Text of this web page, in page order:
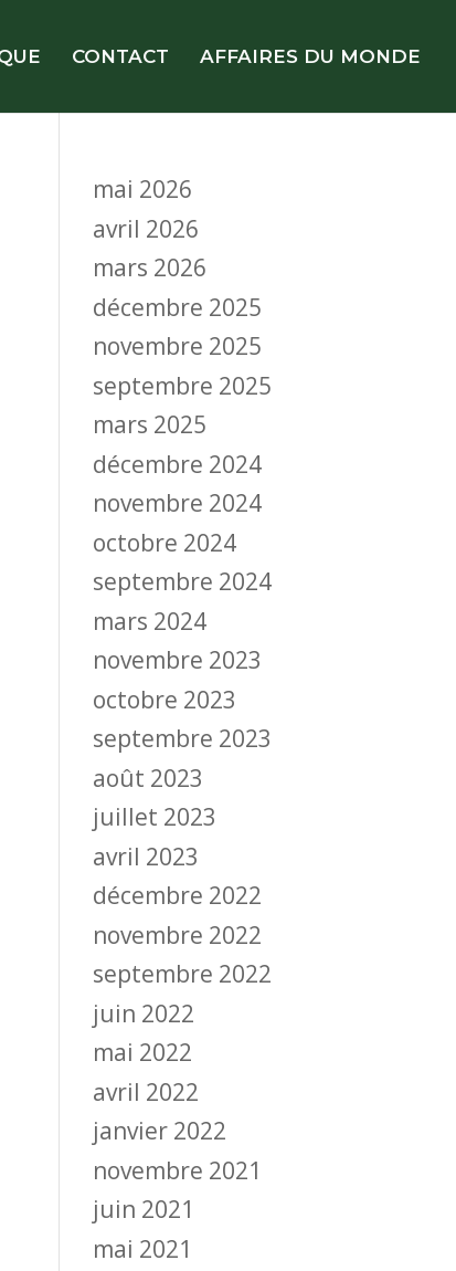
CONTACT AFFAIRES DU MONDE
mai 2026
avril 2026
mars 2026
décembre 2025
novembre 2025
septembre 2025
mars 2025
décembre 2024
novembre 2024
octobre 2024
septembre 2024
mars 2024
novembre 2023
octobre 2023
septembre 2023
août 2023
juillet 2023
avril 2023
décembre 2022
novembre 2022
septembre 2022
juin 2022
mai 2022
avril 2022
janvier 2022
novembre 2021
juin 2021
mai 2021